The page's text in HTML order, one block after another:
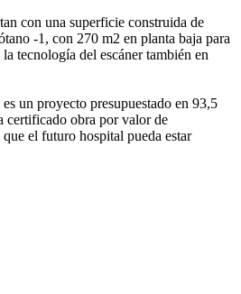
con una superficie construida de
-1, con 270 m2 en planta baja para
tecnología del escáner también en
un proyecto presupuestado en 93,5
certificado obra por valor de
el futuro hospital pueda estar